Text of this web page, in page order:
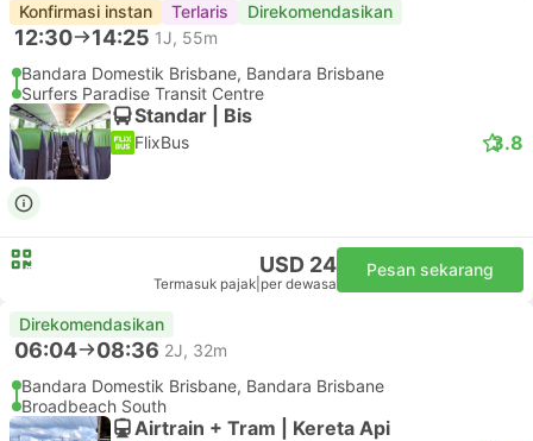
Konfirmasi instan Terlaris Direkomendasikan
12:30 14:25 1J, 55m
Bandara Domestik Brisbane, Bandara Brisbane
Surfers Paradise Transit Centre
Standar | Bis
FlixBus 3.8
USD 24
Termasuk pajak per dewasa
Pesan sekarang
Direkomendasikan
06:04 08:36 2J, 32m
Bandara Domestik Brisbane, Bandara Brisbane
Broadbeach South
Airtrain + Tram | Kereta Api